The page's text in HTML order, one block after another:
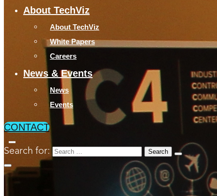
About TechViz
About TechViz
White Papers
Careers
News & Events
News
Events
CONTACT
Search for: